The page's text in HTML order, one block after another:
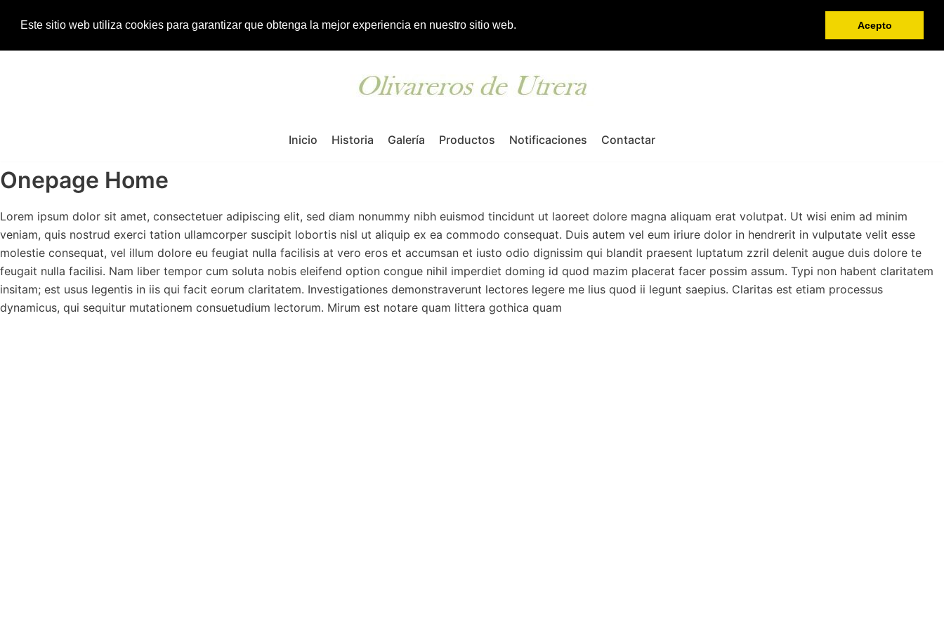
Este sitio web utiliza cookies para garantizar que obtenga la mejor experiencia en nuestro sitio web. Acepto
Inicio Historia Galería Productos Notificaciones Contactar
Onepage Home
Lorem ipsum dolor sit amet, consectetuer adipiscing elit, sed diam nonummy nibh euismod tincidunt ut laoreet dolore magna aliquam erat volutpat. Ut wisi enim ad minim
veniam, quis nostrud exerci tation ullamcorper suscipit lobortis nisl ut aliquip ex ea commodo consequat. Duis autem vel eum iriure dolor in hendrerit in vulputate velit esse
molestie consequat, vel illum dolore eu feugiat nulla facilisis at vero eros et accumsan et iusto odio dignissim qui blandit praesent luptatum zzril delenit augue duis dolore te
feugait nulla facilisi. Nam liber tempor cum soluta nobis eleifend option congue nihil imperdiet doming id quod mazim placerat facer possim assum. Typi non habent claritatem
insitam; est usus legentis in iis qui facit eorum claritatem. Investigationes demonstraverunt lectores legere me lius quod ii legunt saepius. Claritas est etiam processus
dynamicus, qui sequitur mutationem consuetudium lectorum. Mirum est notare quam littera gothica quam